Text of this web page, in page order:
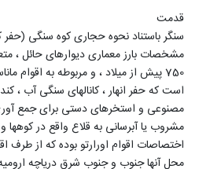
قدمت
سنگر باستناد نحوه حجاری کوه سنگی (حفر
مشخصات بارز معماری دیوارهای حائل ،
750 پیش از میلاد ، و مربوطه به
است که حفر انهار ، کانالهای سنگی آب ،
مصنوعی و استخرهای دستی برای جمع
مشروب یا آبرسانی به قلاع واقع در کوهها
اختصاصات اقوام اورارتو بوده که از طرف
محل آنها جنوب و جنوب شرق دریاچه